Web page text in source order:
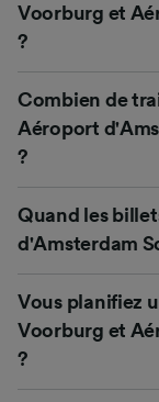
Voorburg et
?
Combien de
Aéroport
?
Quand les
d'Amsterdam
Vous planifiez
Voorburg et
?